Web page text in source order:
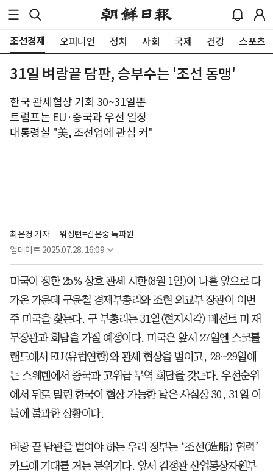
조선경제 오피니언 정치 사회 국제 건강 스포츠
31일 벼랑끝 담판, 승부수는 '조선 동맹'
한국 관세협상 기회 30~31일뿐
트럼프는 EU·중국과 우선 일정
대통령실 "美, 조선업에 관심 커"
최은경 기자
워싱턴=김은중 특파원
업데이트 2025.07.28. 16:09
미국이 정한 25% 상호 관세 시한(8월 1일)이 나흘 앞으로 다
가온 가운데 구윤철 경제부총리와 조현 외교부 장관이 이번
주 미국을 찾는다. 구 부총리는 31일(현지시각) 베선트 미 재
무장관과 회담을 가질 예정이다. 미국은 앞서 27일엔 스코틀
랜드에서 EU(유럽연합)와 관세 협상을 벌이고, 28~29일에
는 스웨덴에서 중국과 고위급 무역 회담을 갖는다. 우선순위
에서 뒤로 밀린 한국이 협상 가능한 날은 사실상 30, 31일 이
틀에 불과한 상황이다.
벼랑 끝 담판을 벌여야 하는 우리 정부는 ‘조선(造船) 협력’
카드에 기대를 거는 분위기다. 앞서 김정관 산업통상자원부